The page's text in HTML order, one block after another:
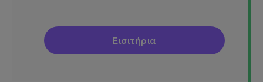
Εισιτήρια